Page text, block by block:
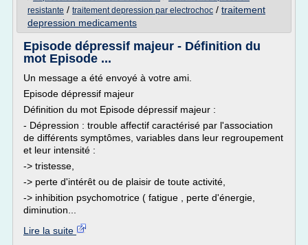
resistante / traitement depression par electrochoc / traitement
depression medicaments
Episode dépressif majeur - Définition du
mot Episode ...
Un message a été envoyé à votre ami.
Episode dépressif majeur
Définition du mot Episode dépressif majeur :
- Dépression : trouble affectif caractérisé par l'association
de différents symptômes, variables dans leur regroupement
et leur intensité :
-> tristesse,
-> perte d'intérêt ou de plaisir de toute activité,
-> inhibition psychomotrice ( fatigue , perte d'énergie,
diminution...
Lire la suite